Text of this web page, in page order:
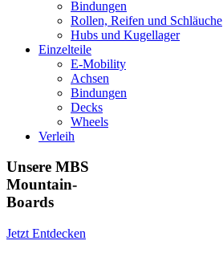
Bindungen
Rollen, Reifen und Schläuche
Hubs und Kugellager
Einzelteile
E-Mobility
Achsen
Bindungen
Decks
Wheels
Verleih
Unsere MBS
Mountain-
Boards
Jetzt Entdecken